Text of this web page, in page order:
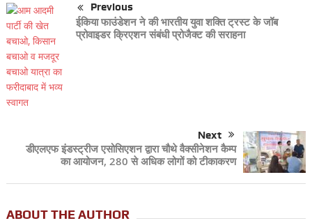
Previous
ईकिया फाउंडेशन ने की भारतीय युवा शक्ति ट्रस्ट के जॉब
प्रोवाइडर क्रिएशन संबंधी प्रोजैक्ट की सराहना
Next
डीएलएफ इंडस्ट्रीज एसोसिएशन द्वारा चौथे वैक्सीनेशन कैम्प
का आयोजन, 280 से अधिक लोगों को टीकाकरण
ABOUT THE AUTHOR